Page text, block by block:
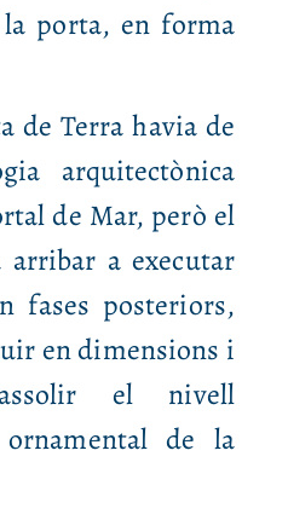
porta, en forma
de Terra havia de
arquitectònica
de Mar, però el
arribar a executar
fases posteriors,
en dimensions i
el nivell
de la